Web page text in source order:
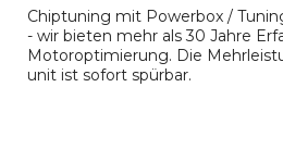
Chiptuning mit Powerbox /
- wir bieten mehr als 30 Jahre
Motoroptimierung. Die
unit ist sofort spürbar.